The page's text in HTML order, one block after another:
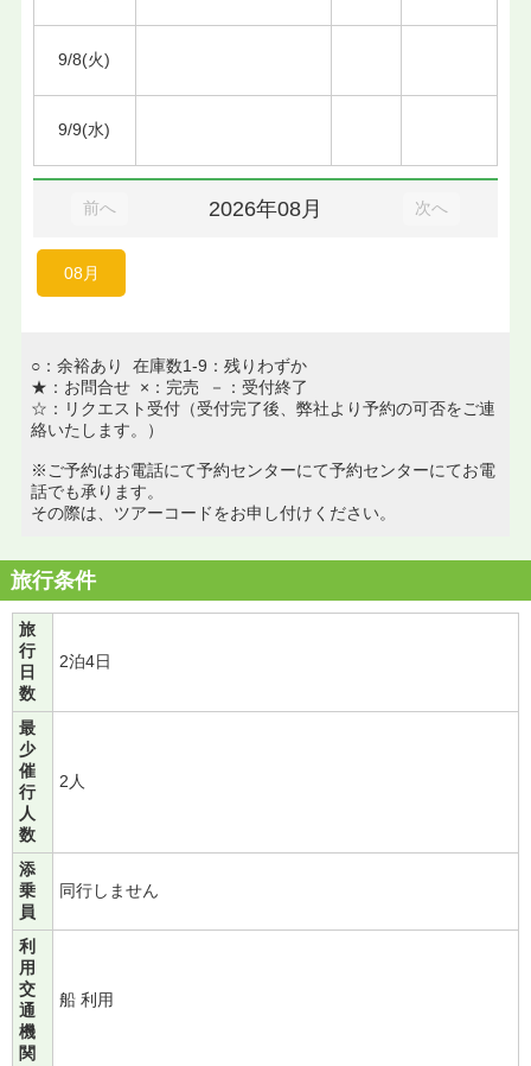
9/8(火)
9/9(水)
前へ 2026年08月 次へ
08月
○：余裕あり 在庫数1-9：残りわずか
★：お問合せ ×：完売 －：受付終了
☆：リクエスト受付（受付完了後、弊社より予約の可否をご連
絡いたします。）
※ご予約はお電話にて予約センターにて予約センターにてお電
話でも承ります。
その際は、ツアーコードをお申し付けください。
旅行条件
旅
行
日
数
2泊4日
最
少
催
行
人
数
2人
添
乗
員
同行しません
利
用
交
通
機
関
船 利用